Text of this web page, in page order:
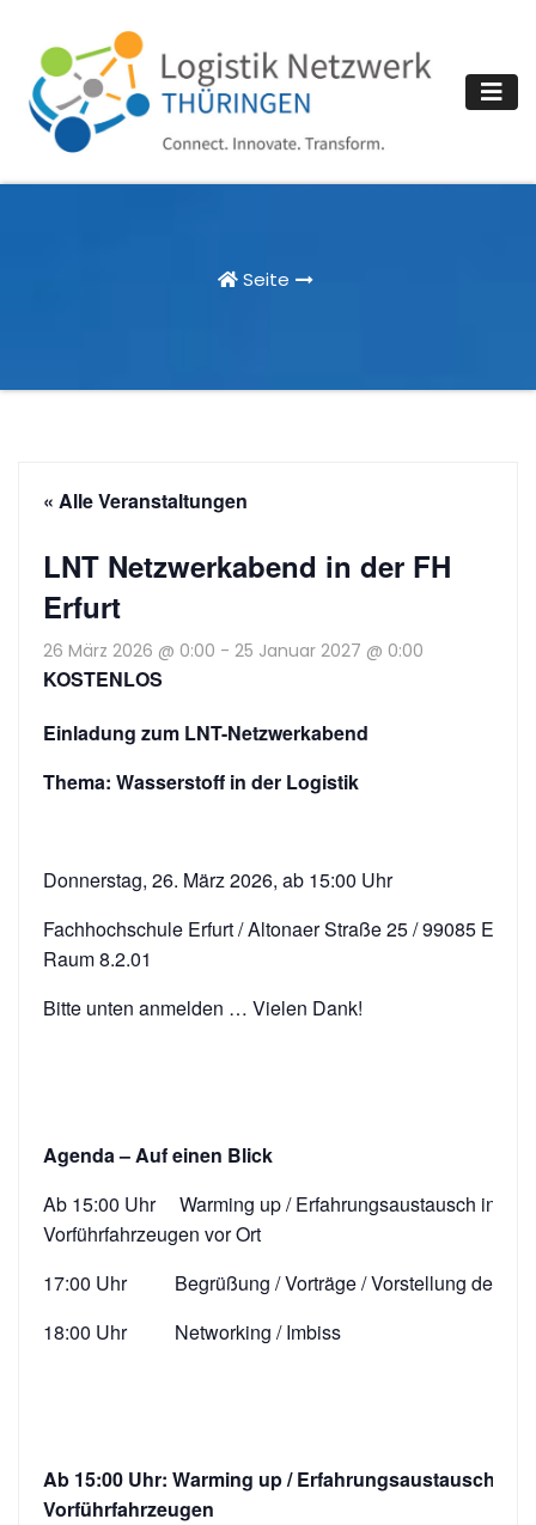
springen
Seite
« Alle Veranstaltungen
LNT Netzwerkabend in der FH
Erfurt
26 März 2026 @ 0:00 - 25 Januar 2027 @ 0:00
KOSTENLOS
Einladung zum LNT-Netzwerkabend
Thema: Wasserstoff in der Logistik
Donnerstag, 26. März 2026, ab 15:00 Uhr
Fachhochschule Erfurt / Altonaer Straße 25 / 99085 Erfurt
Raum 8.2.01
Bitte unten anmelden … Vielen Dank!
Agenda – Auf einen Blick
Ab 15:00 Uhr Warming up / Erfahrungsaustausch in
Vorführfahrzeugen vor Ort
17:00 Uhr Begrüßung / Vorträge / Vorstellung der
18:00 Uhr Networking / Imbiss
Ab 15:00 Uhr: Warming up / Erfahrungsaustausch in
Vorführfahrzeugen